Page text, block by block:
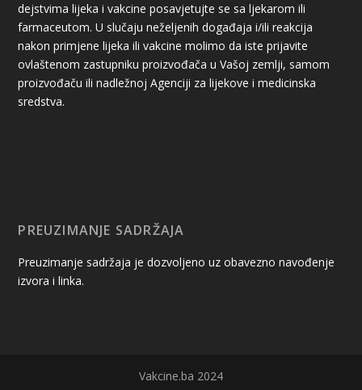
dejstvima lijeka i vakcine posavjetujte se sa ljekarom ili
farmaceutom. U slučaju neželjenih događaja i/ili reakcija
nakon primjene lijeka ili vakcine molimo da iste prijavite
ovlaštenom zastupniku proizvođača u Vašoj zemlji, samom
proizvođaču ili nadležnoj Agenciji za lijekove i medicinska
sredstva.
PREUZIMANJE SADRŽAJA
Preuzimanje sadržaja je dozvoljeno uz obavezno navođenje
izvora i linka.
Vakcine.ba 2024